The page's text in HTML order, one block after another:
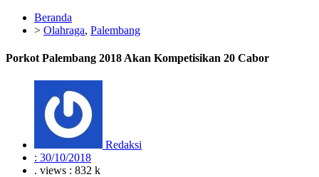
Beranda
> Olahraga, Palembang
Porkot Palembang 2018 Akan Kompetisikan 20 Cabor
Redaksi
: 30/10/2018
. views : 832 k